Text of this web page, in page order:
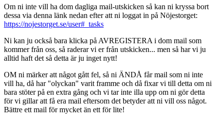
Om ni inte vill ha dom dagliga mail-utskicken så kan ni kryssa bort
dessa via denna länk nedan efter att ni loggat in på Nöjestorget:
https://nojestorget.se/user#_tasks
Ni kan ju också bara klicka på AVREGISTERA i dom mail som
kommer från oss, så raderar vi er från utskicken... men så har vi ju
alltid haft det så detta är ju inget nytt!
OM ni märker att något gått fel, så ni ÄNDÅ får mail som ni inte
vill ha, då har "olyckan" varit framme och då fixar vi till detta om ni
bara stöter på en extra gång och vi tar inte illa upp om ni gör detta
för vi gillar att få era mail eftersom det betyder att ni vill oss något.
Bättre ett mail för mycket än ett för lite!